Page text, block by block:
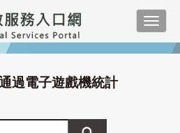
過電子遊戲機統計